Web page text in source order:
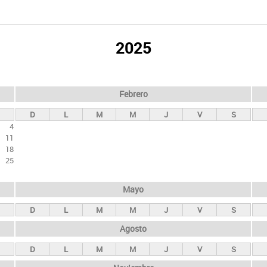
2025
4
11
18
25
Febrero
D L M M J V S
Mayo
D L M M J V S
Agosto
D L M M J V S